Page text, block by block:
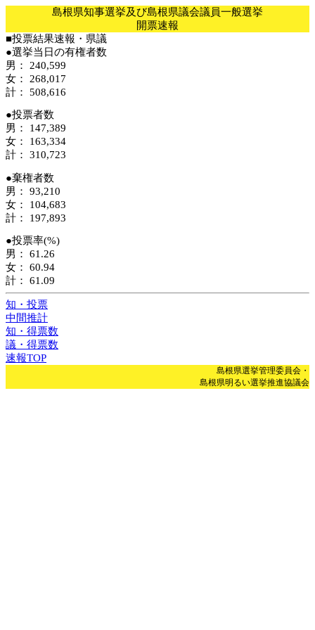
島根県知事選挙及び島根県議会議員一般選挙
開票速報
■投票結果速報・県議
●選挙当日の有権者数
男： 240,599
女： 268,017
計： 508,616
●投票者数
男： 147,389
女： 163,334
計： 310,723
●棄権者数
男： 93,210
女： 104,683
計： 197,893
●投票率(%)
男： 61.26
女： 60.94
計： 61.09
知・投票
中間推計
知・得票数
議・得票数
速報TOP
島根県選挙管理委員会・
島根県明るい選挙推進協議会